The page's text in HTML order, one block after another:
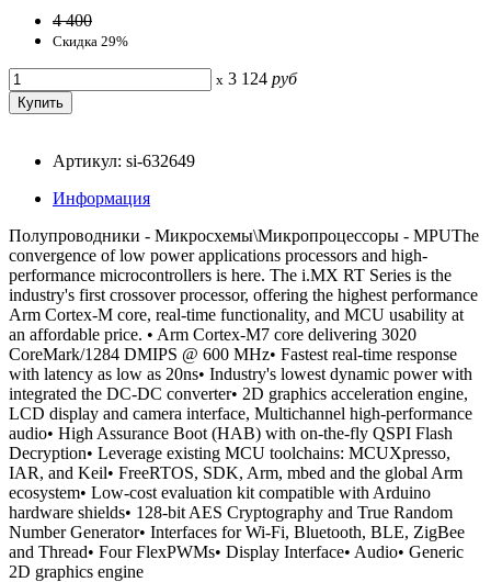
4 400
Скидка 29%
x 3 124 руб
Артикул: si-632649
Информация
Полупроводники - Микросхемы\Микропроцессоры - MPUThe
convergence of low power applications processors and high-
performance microcontrollers is here. The i.MX RT Series is the
industry's first crossover processor, offering the highest performance
Arm Cortex-M core, real-time functionality, and MCU usability at
an affordable price. • Arm Cortex-M7 core delivering 3020
CoreMark/1284 DMIPS @ 600 MHz• Fastest real-time response
with latency as low as 20ns• Industry's lowest dynamic power with
integrated the DC-DC converter• 2D graphics acceleration engine,
LCD display and camera interface, Multichannel high-performance
audio• High Assurance Boot (HAB) with on-the-fly QSPI Flash
Decryption• Leverage existing MCU toolchains: MCUXpresso,
IAR, and Keil• FreeRTOS, SDK, Arm, mbed and the global Arm
ecosystem• Low-cost evaluation kit compatible with Arduino
hardware shields• 128-bit AES Cryptography and True Random
Number Generator• Interfaces for Wi-Fi, Bluetooth, BLE, ZigBee
and Thread• Four FlexPWMs• Display Interface• Audio• Generic
2D graphics engine